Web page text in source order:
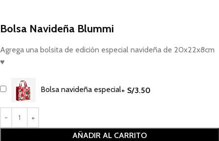
Bolsa Navideña Blummi
Agrega una bolsita de edición especial navideña de 20x22x8cm
♥
Bolsa navideña especial+ S/3.50
AÑADIR AL CARRITO